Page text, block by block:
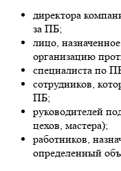
директора
за ПБ;
лицо,
организацию
специалиста по
сотрудников,
ПБ;
руководителей
цехов, мастера);
работников,
определенный